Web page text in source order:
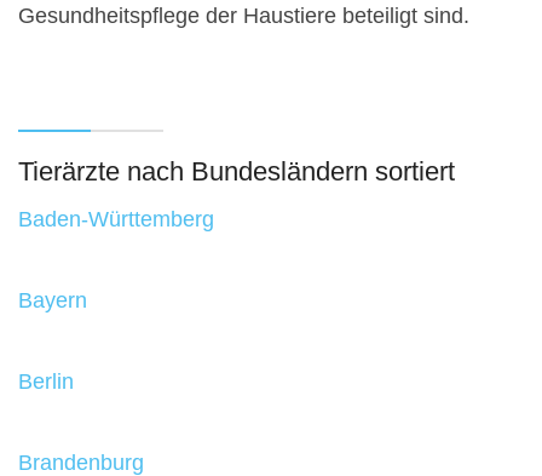
Gesundheitspflege der Haustiere beteiligt sind.
Tierärzte nach Bundesländern sortiert
Baden-Württemberg
Bayern
Berlin
Brandenburg